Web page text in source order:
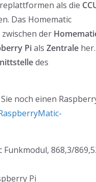
als die
Das Homematic
der
Pials Zentrale her.
des
noch einen
868,3/
Pi